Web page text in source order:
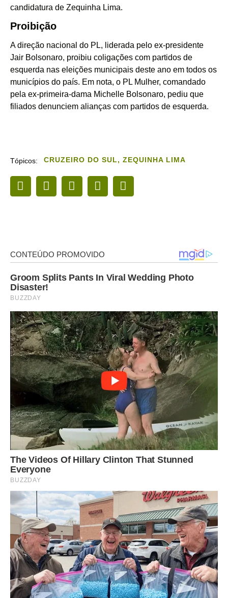
candidatura de Zequinha Lima.
Proibição
A direção nacional do PL, liderada pelo ex-presidente
Jair Bolsonaro, proibiu coligações com partidos de
esquerda nas eleições municipais deste ano em todos os
municípios do país. Em nota, o PL Mulher, comandado
pela ex-primeira-dama Michelle Bolsonaro, pediu que
filiados denunciem alianças com partidos de esquerda.
Tópicos: CRUZEIRO DO SUL, ZEQUINHA LIMA